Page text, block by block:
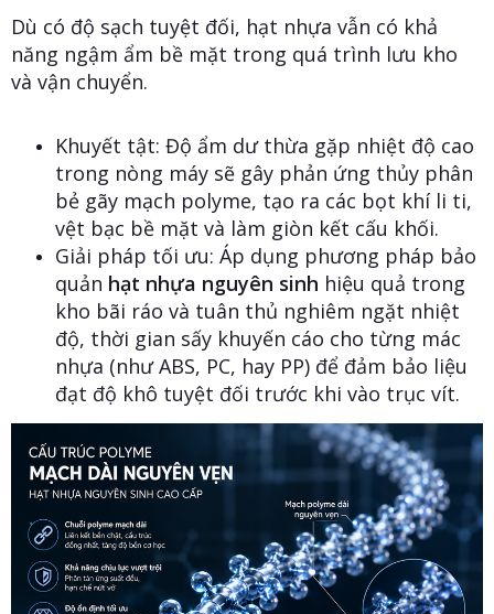
Dù có độ sạch tuyệt đối, hạt nhựa vẫn có khả
năng ngậm ẩm bề mặt trong quá trình lưu kho
và vận chuyển.
Khuyết tật: Độ ẩm dư thừa gặp nhiệt độ cao
trong nòng máy sẽ gây phản ứng thủy phân
bẻ gãy mạch polyme, tạo ra các bọt khí li ti,
vệt bạc bề mặt và làm giòn kết cấu khối.
Giải pháp tối ưu: Áp dụng phương pháp bảo
quản hạt nhựa nguyên sinh hiệu quả trong
kho bãi ráo và tuân thủ nghiêm ngặt nhiệt
độ, thời gian sấy khuyến cáo cho từng mác
nhựa (như ABS, PC, hay PP) để đảm bảo liệu
đạt độ khô tuyệt đối trước khi vào trục vít.